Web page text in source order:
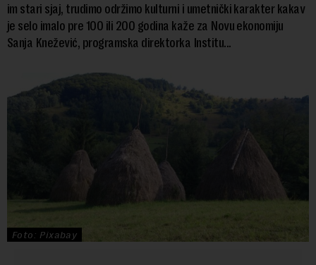
im stari sjaj, trudimo održimo kulturni i umetnički karakter kakav
je selo imalo pre 100 ili 200 godina kaže za Novu ekonomiju
Sanja Knežević, programska direktorka Institu...
Foto: Pixabay